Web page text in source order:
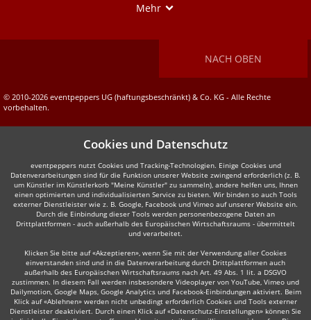
Mehr
NACH OBEN
© 2010-2026 eventpeppers UG (haftungsbeschränkt) & Co. KG - Alle Rechte
vorbehalten.
Cookies und Datenschutz
eventpeppers nutzt Cookies und Tracking-Technologien. Einige Cookies und
Datenverarbeitungen sind für die Funktion unserer Website zwingend erforderlich (z. B.
um Künstler im Künstlerkorb "Meine Künstler" zu sammeln), andere helfen uns, Ihnen
einen optimierten und individualisierten Service zu bieten. Wir binden so auch Tools
externer Dienstleister wie z. B. Google, Facebook und Vimeo auf unserer Website ein.
Durch die Einbindung dieser Tools werden personenbezogene Daten an
Drittplattformen - auch außerhalb des Europäischen Wirtschaftsraums - übermittelt
und verarbeitet.
Klicken Sie bitte auf «Akzeptieren», wenn Sie mit der Verwendung aller Cookies
einverstanden sind und in die Datenverarbeitung durch Drittplattformen auch
außerhalb des Europäischen Wirtschaftsraums nach Art. 49 Abs. 1 lit. a DSGVO
zustimmen. In diesem Fall werden insbesondere Videoplayer von YouTube, Vimeo und
Dailymotion, Google Maps, Google Analytics und Facebook-Einbindungen aktiviert. Beim
Klick auf «Ablehnen» werden nicht unbedingt erforderlich Cookies und Tools externer
Dienstleister deaktiviert. Durch einen Klick auf «Datenschutz-Einstellungen» können Sie